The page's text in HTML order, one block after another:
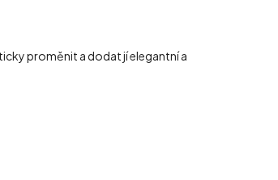
proměnit a dodat jí elegantní a